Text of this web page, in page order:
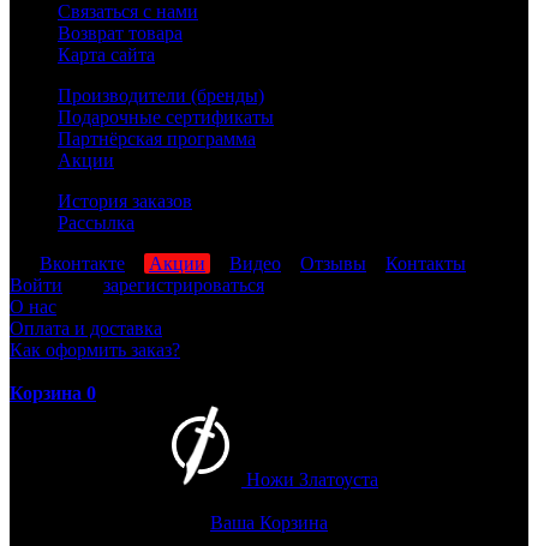
Связаться с нами
Возврат товара
Карта сайта
Производители (бренды)
Подарочные сертификаты
Партнёрская программа
Акции
История заказов
Рассылка
Вконтакте Акции Видео Отзывы
Контакты
Войти
зарегистрироваться
О нас
Оплата и доставка
Как оформить заказ?
Корзина 0
Ножи Златоуста
Ваша Корзина